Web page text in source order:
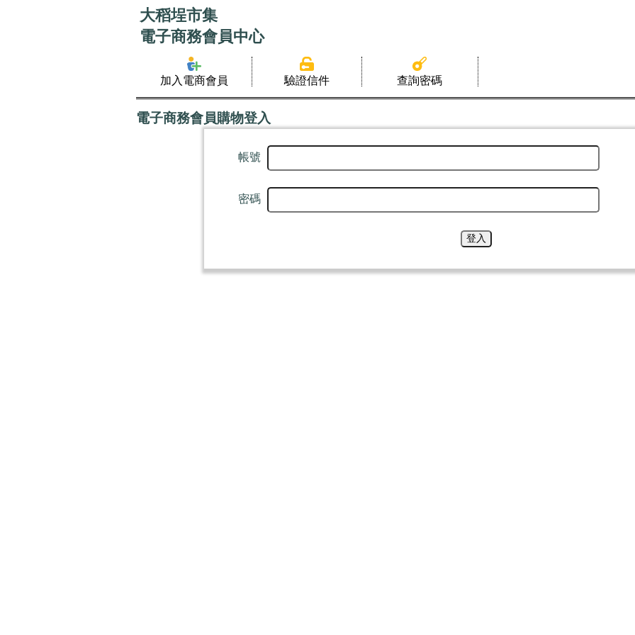
大稻埕市集
電子商務會員中心
加入電商會員 驗證信件 查詢密碼
電子商務會員購物登入
帳號
密碼